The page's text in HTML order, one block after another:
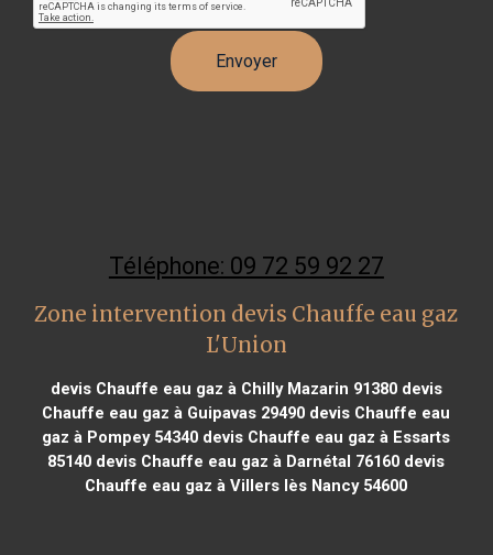
Téléphone: 09 72 59 92 27
Zone intervention devis Chauffe eau gaz
L'Union
devis Chauffe eau gaz à Chilly Mazarin 91380devis
Chauffe eau gaz à Guipavas 29490 devis Chauffe eau
gaz à Pompey 54340 devis Chauffe eau gaz à Essarts
85140 devis Chauffe eau gaz à Darnétal 76160 devis
Chauffe eau gaz à Villers lès Nancy 54600